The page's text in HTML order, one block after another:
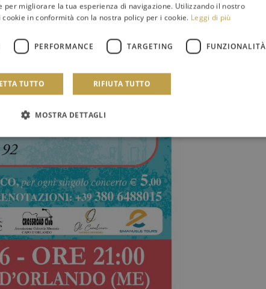
per migliorare la tua esperienza di navigazione. Utilizzando il nostro
in conformità con la nostra policy per i cookie. Leggi di più
PERFORMANCE TARGETING FUNZIONALITÀ
TUTTO RIFIUTA TUTTO
MOSTRA DETTAGLI